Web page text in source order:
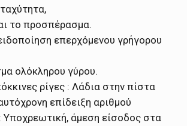
το προσπέρασμα.
επερχόμενου γρήγορου
ολόκληρου γύρου.
ρίγες : Λάδια στην πίστα
επίδειξη αριθμού
Υποχρεωτική, άμεση είσοδος στα